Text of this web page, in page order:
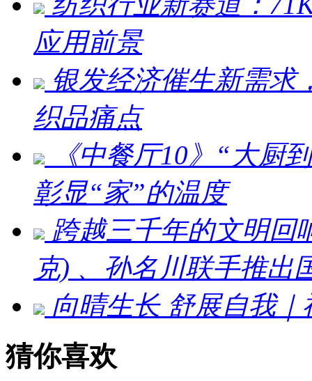
应用前景
银发经济催生新需求
织品痛点
《中餐厅10》“大厨
彰显“家”的温度
跨越三千年的文明回
克) 、孙名川联手推出
向晴生长 舒展自我
猜你喜欢